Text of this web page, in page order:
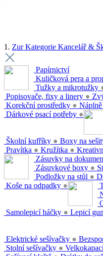
1. Zur Kategorie Kancelář &
Papírnictví
Kuličková pera a
Tužky a mikrotužky
Popisovače, fixy a linery ●
Korekční prostředky ●
Dárkové psací potřeby ●
Školní kufříky ● Boxy na
Pravítka ● Kružítka ●
Zásuvky na
Zásuvkové boxy ●
Podložky na stůl ●
Koše na odpadky ●
Samolepicí háčky ● Lepicí
Elektrické sešívačky ●
Stolní sešívačky ●